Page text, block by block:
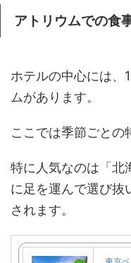
アトリウムでの食
ホテルの中心には、
ムがあります。
ここでは季節ごとの
特に人気なのは「北
に足を運んで選び抜
されます。